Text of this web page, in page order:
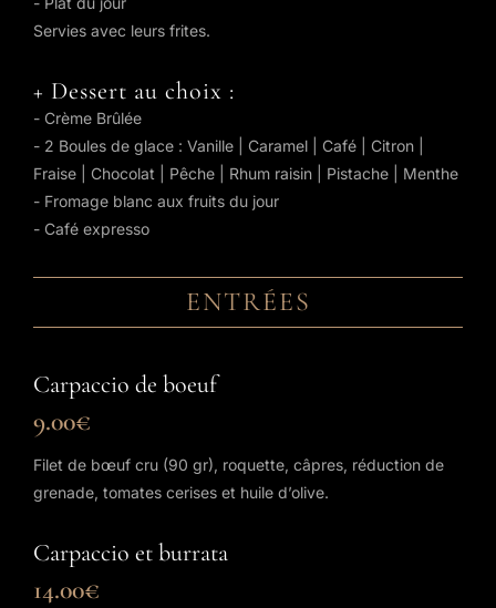
Servies avec leurs frites.
+ Dessert au choix :
- Crème Brûlée
- 2 Boules de glace : Vanille | Caramel | Café | Citron |
Fraise | Chocolat | Pêche | Rhum raisin | Pistache | Menthe
- Fromage blanc aux fruits du jour
- Café expresso
ENTRÉES
Carpaccio de boeuf
9.00€
Filet de bœuf cru (90 gr), roquette, câpres, réduction de
grenade, tomates cerises et huile d’olive.
Carpaccio et burrata
14.00€